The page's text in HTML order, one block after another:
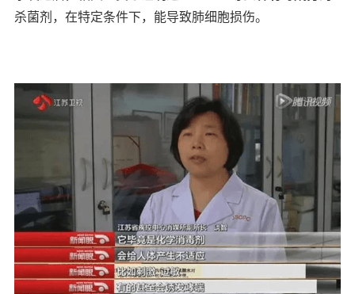
杀菌剂，在特定条件下，能导致肺细胞损伤。